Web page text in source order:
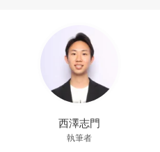
西澤志門
執筆者